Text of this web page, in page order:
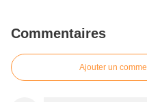
Commentaires
Ajouter un